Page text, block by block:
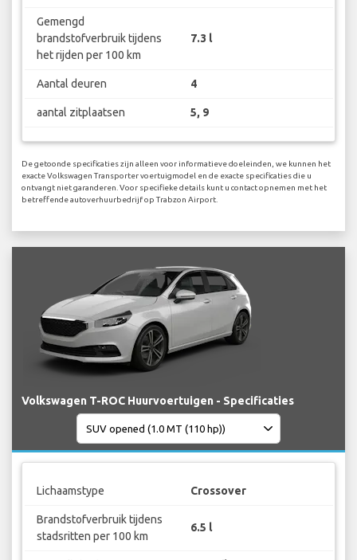
Gemengd
brandstofverbruik tijdens
het rijden per 100 km
7.3 l
Aantal deuren 4
aantal zitplaatsen 5, 9
De getoonde specificaties zijn alleen voor informatieve doeleinden, we kunnen het
exacte Volkswagen Transporter voertuigmodel en de exacte specificaties die u
ontvangt niet garanderen. Voor specifieke details kunt u contact opnemen met het
betreffende autoverhuurbedrijf op Trabzon Airport.
Volkswagen T-ROC Huurvoertuigen - Specificaties
Lichaamstype Crossover
Brandstofverbruik tijdens
stadsritten per 100 km
6.5 l